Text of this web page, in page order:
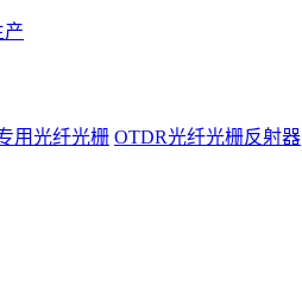
产
用光纤光栅 OTDR光纤光栅反射器